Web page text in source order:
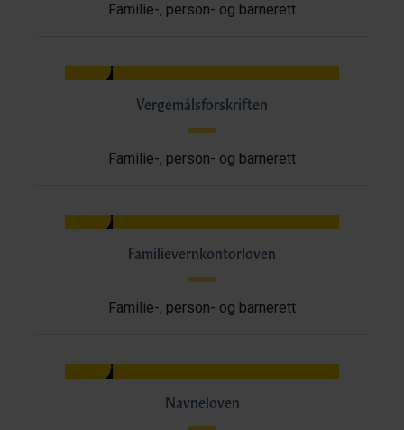
Familie-, person- og barnerett
Vergemålsforskriften
Familie-, person- og barnerett
Familievernkontorloven
Familie-, person- og barnerett
Navneloven